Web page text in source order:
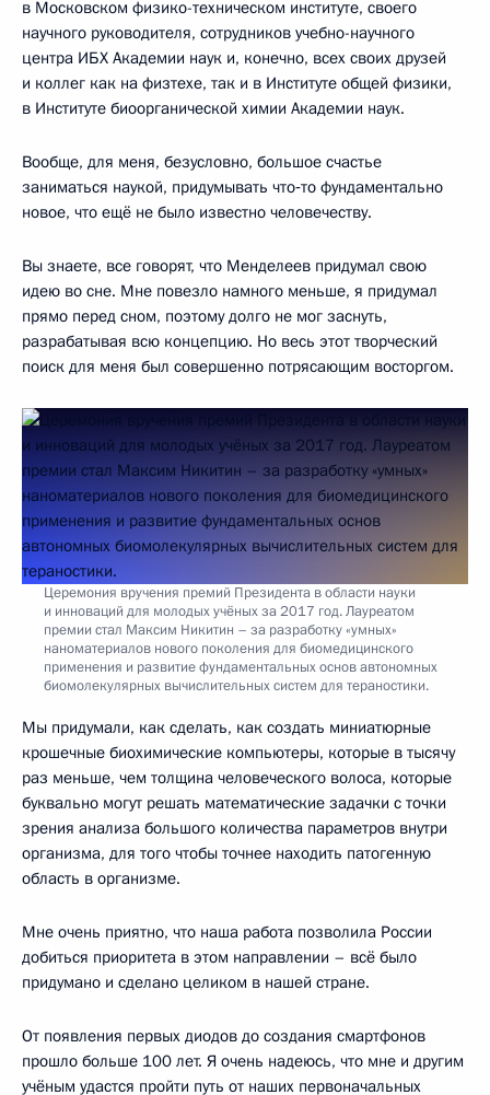
в Московском физико-техническом институте, своего
научного руководителя, сотрудников учебно-научного
центра ИБХ Академии наук и, конечно, всех своих друзей
и коллег как на физтехе, так и в Институте общей физики,
в Институте биоорганической химии Академии наук.
Вообще, для меня, безусловно, большое счастье
заниматься наукой, придумывать что‑то фундаментально
новое, что ещё не было известно человечеству.
Вы знаете, все говорят, что Менделеев придумал свою
идею во сне. Мне повезло намного меньше, я придумал
прямо перед сном, поэтому долго не мог заснуть,
разрабатывая всю концепцию. Но весь этот творческий
поиск для меня был совершенно потрясающим восторгом.
Церемония вручения премий Президента в области науки
и инноваций для молодых учёных за 2017 год. Лауреатом
премии стал Максим Никитин – за разработку «умных»
наноматериалов нового поколения для биомедицинского
применения и развитие фундаментальных основ автономных
биомолекулярных вычислительных систем для тераностики.
Мы придумали, как сделать, как создать миниатюрные
крошечные биохимические компьютеры, которые в тысячу
раз меньше, чем толщина человеческого волоса, которые
буквально могут решать математические задачки с точки
зрения анализа большого количества параметров внутри
организма, для того чтобы точнее находить патогенную
область в организме.
Мне очень приятно, что наша работа позволила России
добиться приоритета в этом направлении – всё было
придумано и сделано целиком в нашей стране.
От появления первых диодов до создания смартфонов
прошло больше 100 лет. Я очень надеюсь, что мне и другим
учёным удастся пройти путь от наших первоначальных